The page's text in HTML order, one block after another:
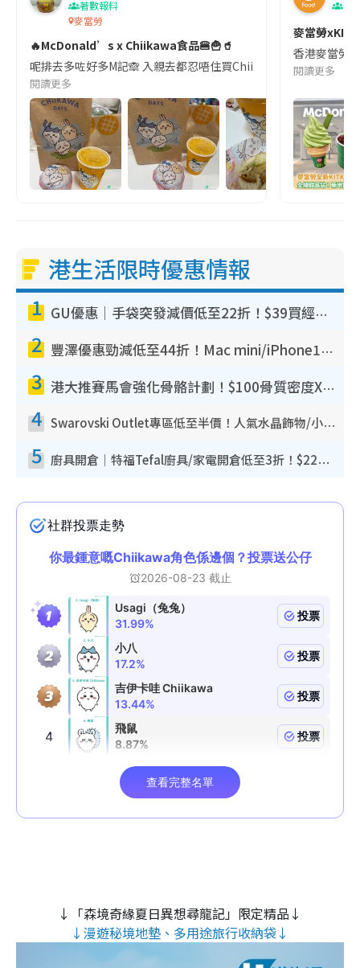
著數報料
麥當勞
🔥McDonald’s x Chiikawa食品🍔🍟🥤
呢排去多咗好多M記🙈 入親去都忍唔住買Chiikawa包裝嘅食物
閱讀更多
著
麥當勞
香港麥當勞
閱讀更多
港生活限時優惠情報
1 GU優惠｜手袋突發減價低至22折！$39買經典波士頓包/餃子袋！飾物同步減價$29起！
2 豐澤優惠勁減低至44折！Mac mini/iPhone17Pro大減價！廚房家電$220起
3 港大推賽馬會強化骨骼計劃！$100骨質密度X光檢查 完成免費運動訓練送超市禮券！附參加資格
4 Swarovski Outlet專區低至半價！人氣水晶飾物/小擺設$138起！迪士尼款/水晶高跟鞋都有平
5 廚具開倉｜特福Tefal廚具/家電開倉低至3折！$220起買平底鍋/炒鑊/湯煲！電飯煲/吸塵機/燙斗$418起
↓「森境奇緣夏日異想尋龍記」限定精品↓
↓漫遊秘境地墊、多用途旅行收納袋↓